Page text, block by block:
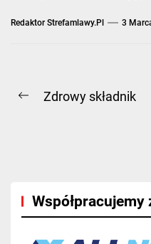
Redaktor Strefamlawy.pl 3
Nawigacja
Previous
Zdrowy składnik
Współpracujemy